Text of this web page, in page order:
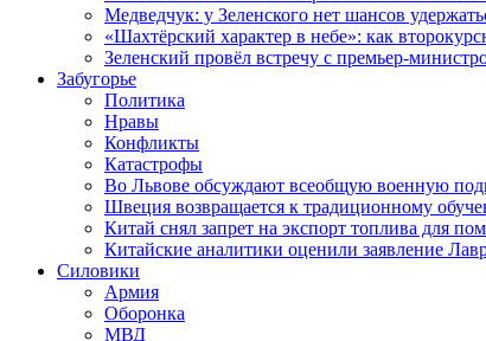
Медведчук: у Зеленского нет шансов
«Шахтёрский характер в небе»: как
Зеленский провёл встречу с премьер-
Забугорье
Политика
Нравы
Конфликты
Катастрофы
Во Львове обсуждают всеобщую военную
Швеция возвращается к традиционному
Китай снял запрет на экспорт топлива для
Китайские аналитики оценили заявление
Силовики
Армия
Оборонка
МВД